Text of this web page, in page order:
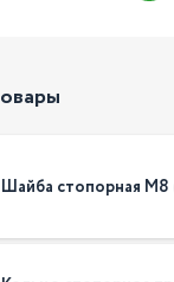
Шайба стопорная М8